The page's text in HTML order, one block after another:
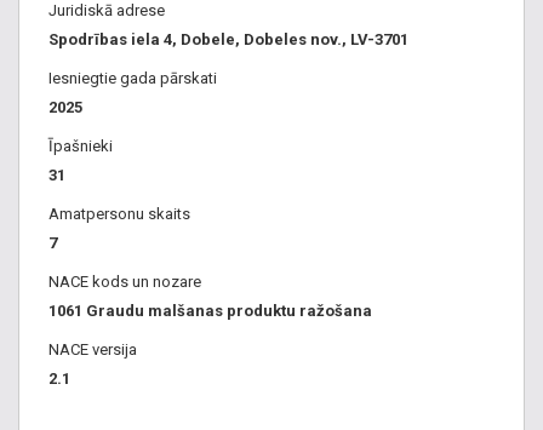
Juridiskā adrese
Spodrības iela 4, Dobele, Dobeles nov., LV-3701
Iesniegtie gada pārskati
2025
Īpašnieki
31
Amatpersonu skaits
7
NACE kods un nozare
1061 Graudu malšanas produktu ražošana
NACE versija
2.1